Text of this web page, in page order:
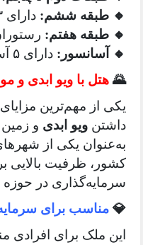
ششم: دارای ۳ اتاق ۸۰ متری وی‌آی‌پی
هفتم:رستوران و
دارای ۵ آسانسور
با ویو ابدی و موقعیت
مهم‌ترین مزایای این
ویو ابدیو زمین وسیع
یکی از شهرهای
ظرفیت بالایی برای
در حوزه اقامت
برای
برای افرادی مناسب